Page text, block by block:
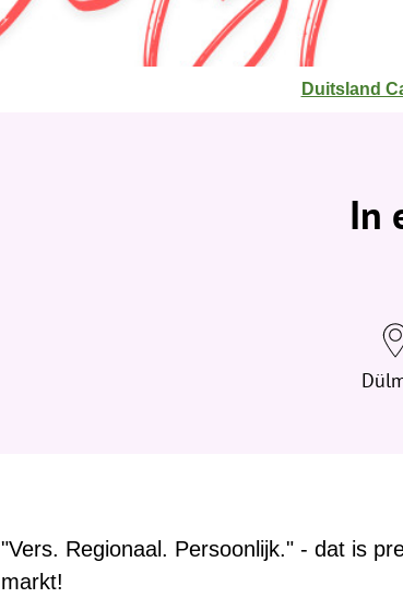
J
Duitsland
In
"Vers. Regionaal. Persoonlijk." - dat is
markt!